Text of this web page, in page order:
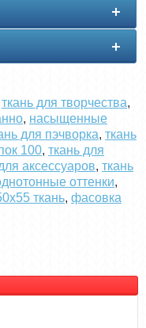
ткань для творчества,
, насыщенные
для пэчворка, ткань
100, ткань для
аксессуаров, ткань
оттенки,
ткань, фасовка